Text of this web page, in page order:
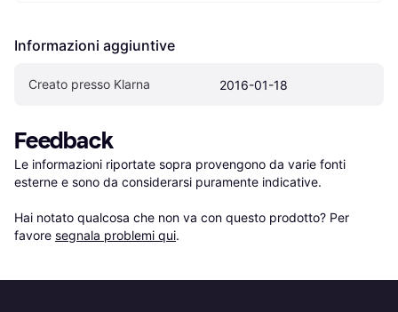
Informazioni aggiuntive
Creato presso Klarna 2016-01-18
Feedback
Le informazioni riportate sopra provengono da varie fonti
esterne e sono da considerarsi puramente indicative.
Hai notato qualcosa che non va con questo prodotto? Per
favore segnala problemi qui.